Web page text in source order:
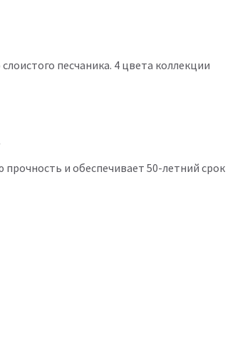
песчаника. 4 цвета коллекции
и обеспечивает 50-летний срок